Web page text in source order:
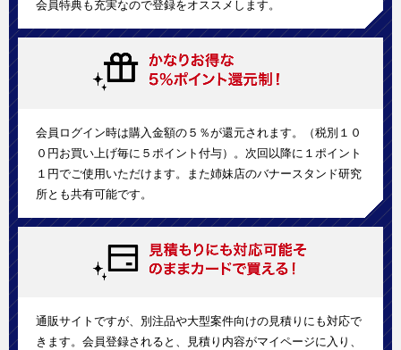
会員特典も充実なので登録をオススメします。
会員ログイン時は購入金額の５％が還元されます。（税別１０
０円お買い上げ毎に５ポイント付与）。次回以降に１ポイント
１円でご使用いただけます。また姉妹店のバナースタンド研究
所とも共有可能です。
通販サイトですが、別注品や大型案件向けの見積りにも対応で
きます。会員登録されると、見積り内容がマイページに入り、